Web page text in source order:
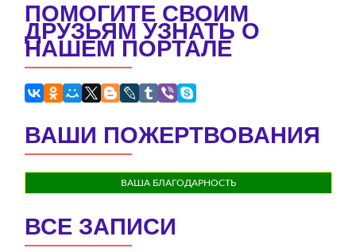
ПОМОГИТЕ СВОИМ
ДРУЗЬЯМ УЗНАТЬ О
НАШЕМ ПОРТАЛЕ
ВАШИ ПОЖЕРТВОВАНИЯ
ВАША БЛАГОДАРНОСТЬ
ВСЕ ЗАПИСИ